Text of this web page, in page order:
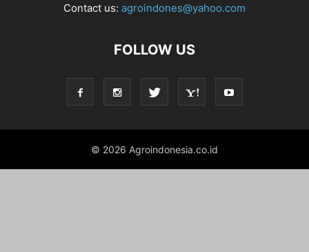
Contact us: agroindones@yahoo.com
FOLLOW US
© 2026 Agroindonesia.co.id